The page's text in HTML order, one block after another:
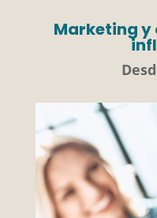
Marketing